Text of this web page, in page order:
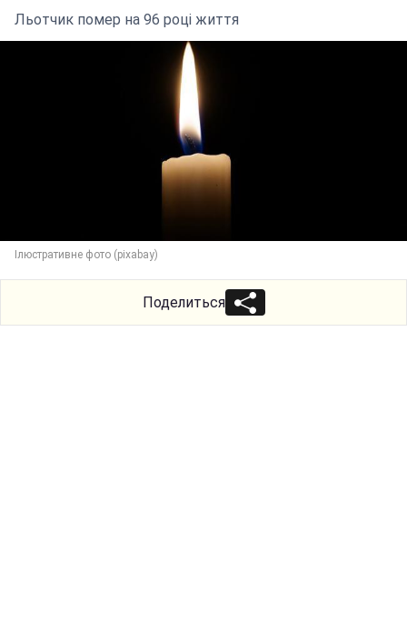
Льотчик помер на 96 році життя
Ілюстративне фото (pixabay)
Поделиться